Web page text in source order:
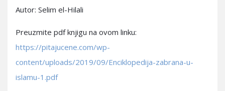
Autor: Selim el-Hilali
Preuzmite pdf knjigu na ovom linku:
https://pitajucene.com/wp-
content/uploads/2019/09/Enciklopedija-zabrana-u-
islamu-1.pdf